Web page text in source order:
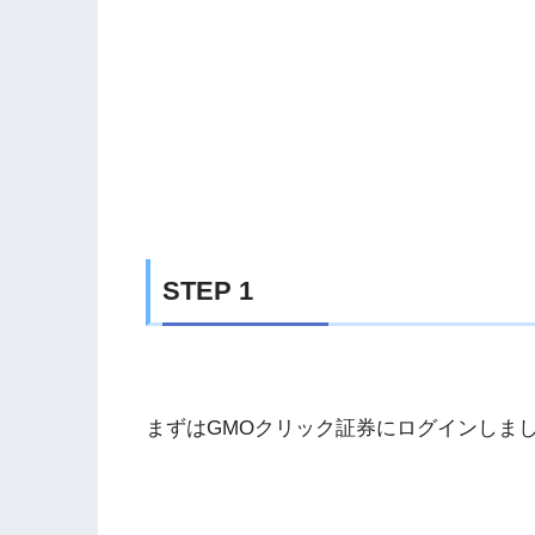
STEP 1
まずはGMOクリック証券にログインしま